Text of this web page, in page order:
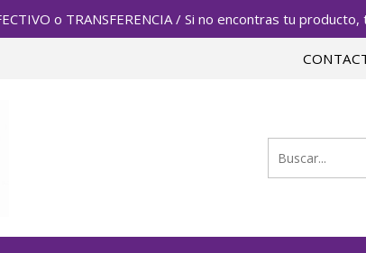
o TRANSFERENCIA / Si no encontras tu